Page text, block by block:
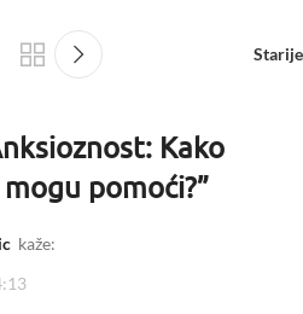
Starije
Kako
pomoći?”
kaže: